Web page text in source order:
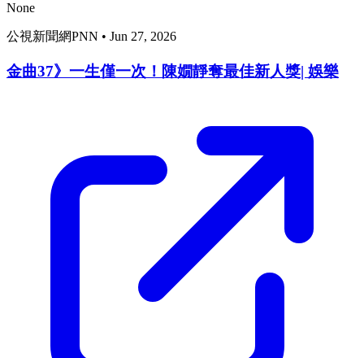
None
公視新聞網PNN • Jun 27, 2026
金曲37》一生僅一次！陳嫺靜奪最佳新人獎| 娛樂